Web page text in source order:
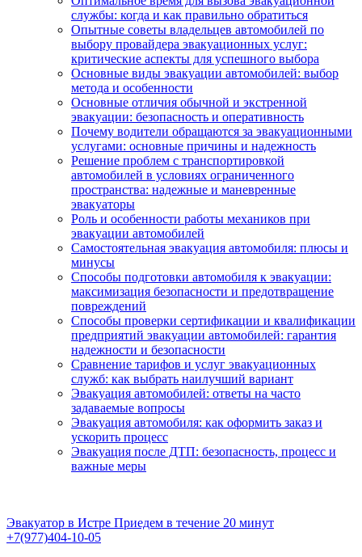
службы: когда и как правильно обратиться
Опытные советы владельцев автомобилей по
выбору провайдера эвакуационных услуг:
критические аспекты для успешного выбора
Основные виды эвакуации автомобилей: выбор
метода и особенности
Основные отличия обычной и экстренной
эвакуации: безопасность и оперативность
Почему водители обращаются за эвакуационными
услугами: основные причины и надежность
Решение проблем с транспортировкой
автомобилей в условиях ограниченного
пространства: надежные и маневренные
эвакуаторы
Роль и особенности работы механиков при
эвакуации автомобилей
Самостоятельная эвакуация автомобиля: плюсы и
минусы
Способы подготовки автомобиля к эвакуации:
максимизация безопасности и предотвращение
повреждений
Способы проверки сертификации и квалификации
предприятий эвакуации автомобилей: гарантия
надежности и безопасности
Сравнение тарифов и услуг эвакуационных
служб: как выбрать наилучший вариант
Эвакуация автомобилей: ответы на часто
задаваемые вопросы
Эвакуация автомобиля: как оформить заказ и
ускорить процесс
Эвакуация после ДТП: безопасность, процесс и
важные меры
Эвакуатор в Истре Приедем в течение 20 минут
+7(977)404-10-05